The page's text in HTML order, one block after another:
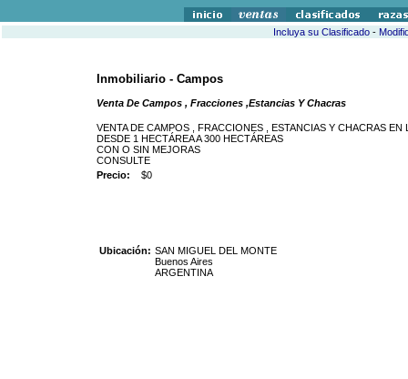
Incluya su Clasificado-
Inmobiliario - Campos
Venta De Campos , Fracciones ,Estancias Y Chacras
VENTA DE CAMPOS , FRACCIONES , ESTANCIAS Y CHACRAS
DESDE 1 HECTÁREA A 300 HECTÁREAS
CON O SIN MEJORAS
CONSULTE
Precio: $0
Ubicación: SAN MIGUEL DEL MONTE
Buenos Aires
ARGENTINA